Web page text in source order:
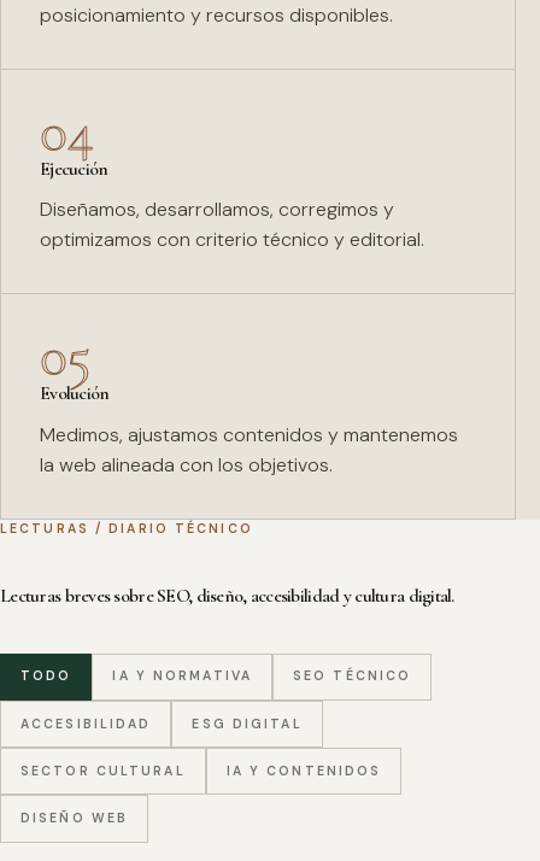
posicionamiento y recursos disponibles.
04
Ejecución
Diseñamos, desarrollamos, corregimos y
optimizamos con criterio técnico y editorial.
05
Evolución
Medimos, ajustamos contenidos y mantenemos
la web alineada con los objetivos.
LECTURAS / DIARIO TÉCNICO
Lecturas breves sobre SEO, diseño, accesibilidad y cultura digital.
TODO IA Y NORMATIVA SEO TÉCNICO
ACCESIBILIDAD ESG DIGITAL
SECTOR CULTURAL IA Y CONTENIDOS
DISEÑO WEB